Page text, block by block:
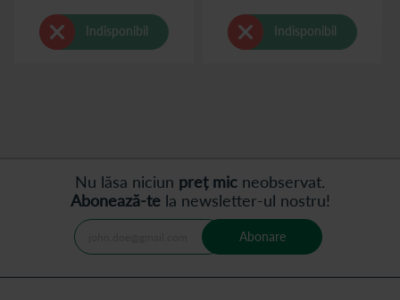
Indisponibil Indisponibil
Nu lăsa niciun preț mic neobservat.
Abonează-tela newsletter-ul nostru!
Abonare